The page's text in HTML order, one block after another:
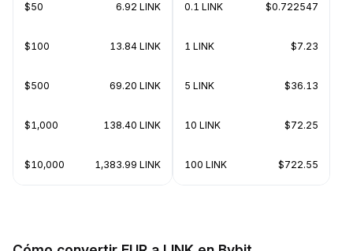
$50 6.92 LINK
$100 13.84 LINK
$500 69.20 LINK
$1,000 138.40 LINK
$10,000 1,383.99 LINK
0.1 LINK $0.722547
1 LINK $7.23
5 LINK $36.13
10 LINK $72.25
100 LINK $722.55